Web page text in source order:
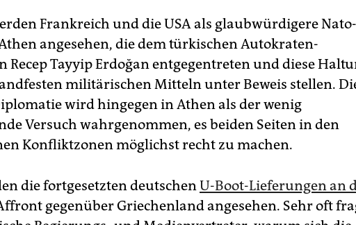
Frankreich und die USA als glaubwürdigere Nato-
angesehen, die dem türkischen Autokraten-
Recep Tayyip Erdoğan entgegentreten und diese
militärischen Mitteln unter Beweis stellen.
wird hingegen in Athen als der wenig
Versuch wahrgenommen, es beiden Seiten in den
Konfliktzonen möglichst recht zu machen.
die fortgesetzten deutschenU-Boot-Lieferungen an
gegenüber Griechenland angesehen. Sehr oft